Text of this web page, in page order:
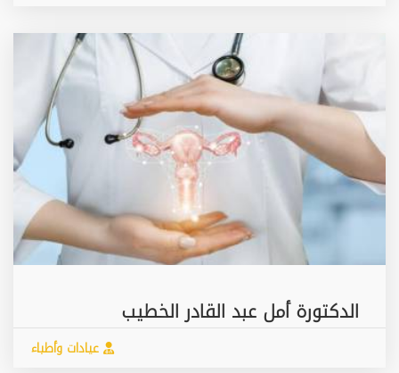
الدكتورة أمل عبد القادر الخطيب
عيادات وأطباء